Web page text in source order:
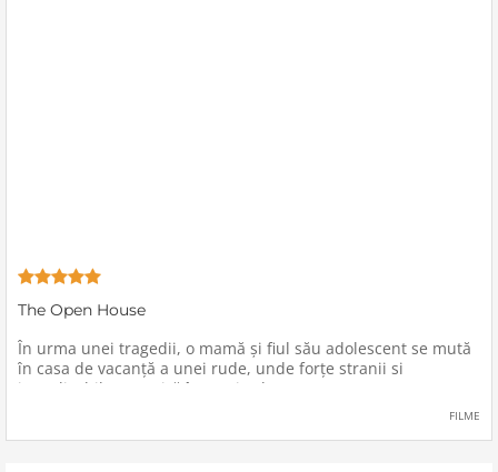
The Open House
În urma unei tragedii, o mamă şi fiul său adolescent se mută
în casa de vacanţă a unei rude, unde forţe stranii si
inexplicabile conspiră împotriva lor.
FILME